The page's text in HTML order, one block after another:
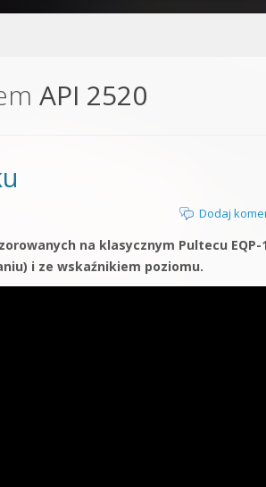
API 2520
Dodaj
na klasycznym Pultecu EQP-
i ze wskaźnikiem poziomu.